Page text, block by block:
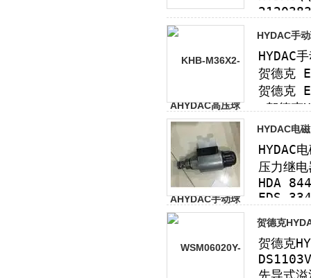
HYDAC手
HYDAC电
贺德克